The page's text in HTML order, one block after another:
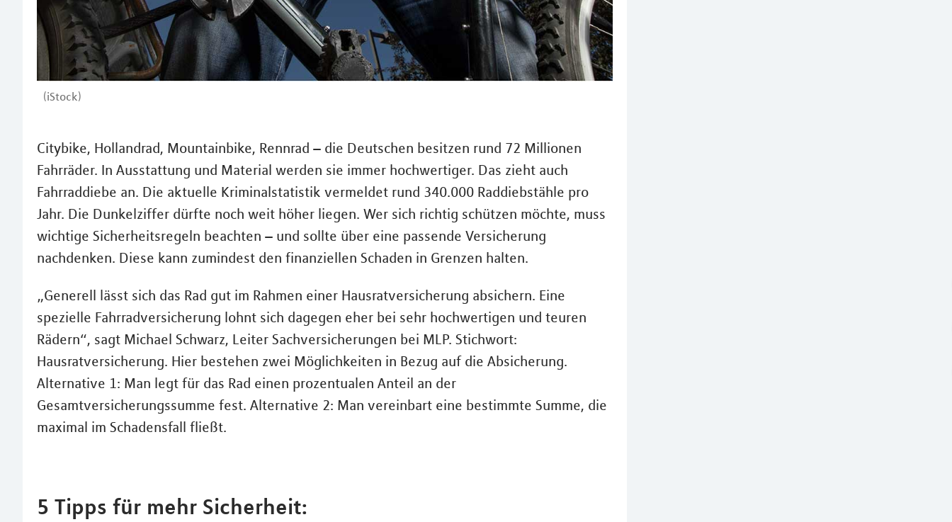
(iStock)
Citybike, Hollandrad, Mountainbike, Rennrad – die Deutschen besitzen rund 72 Millionen
Fahrräder. In Ausstattung und Material werden sie immer hochwertiger. Das zieht auch
Fahrraddiebe an. Die aktuelle Kriminalstatistik vermeldet rund 340.000 Raddiebstähle pro
Jahr. Die Dunkelziffer dürfte noch weit höher liegen. Wer sich richtig schützen möchte, muss
wichtige Sicherheitsregeln beachten – und sollte über eine passende Versicherung
nachdenken. Diese kann zumindest den finanziellen Schaden in Grenzen halten.
„Generell lässt sich das Rad gut im Rahmen einer Hausratversicherung absichern. Eine
spezielle Fahrradversicherung lohnt sich dagegen eher bei sehr hochwertigen und teuren
Rädern“, sagt Michael Schwarz, Leiter Sachversicherungen bei MLP. Stichwort:
Hausratversicherung. Hier bestehen zwei Möglichkeiten in Bezug auf die Absicherung.
Alternative 1: Man legt für das Rad einen prozentualen Anteil an der
Gesamtversicherungssumme fest. Alternative 2: Man vereinbart eine bestimmte Summe, die
maximal im Schadensfall fließt.
5 Tipps für mehr Sicherheit: